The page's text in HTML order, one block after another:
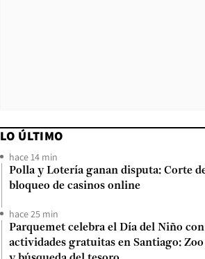
LO ÚLTIMO
hace 14 min
Polla y Lotería ganan disputa: Corte
bloqueo de casinos online
hace 25 min
Parquemet celebra el Día del Niño con
actividades gratuitas en Santiago: